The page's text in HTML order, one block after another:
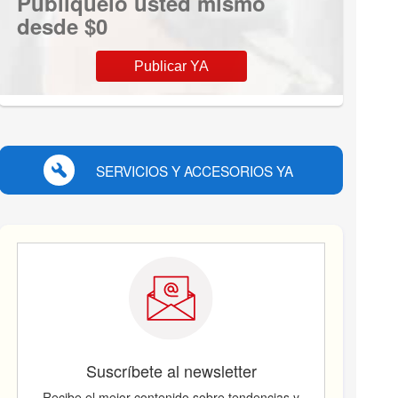
desde $0
Publicar YA
SERVICIOS Y ACCESORIOS YA
Suscríbete al newsletter